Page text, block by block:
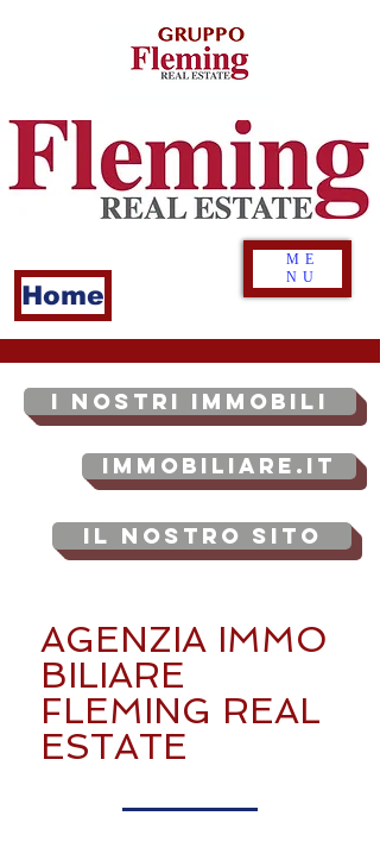
Home
ME
NU
I NOSTRI IMMOBILI
Il Nostro SITO
AGENZIA IMMO
BILIARE
FLEMING REAL
ESTATE
Immobiliare.it